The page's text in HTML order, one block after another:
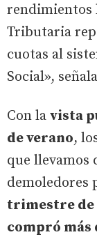
rendimientos
Tributaria
cuotas al
Social»,
Con la vista
de verano,
que llevamos
demoledores
trimestre de
compró más